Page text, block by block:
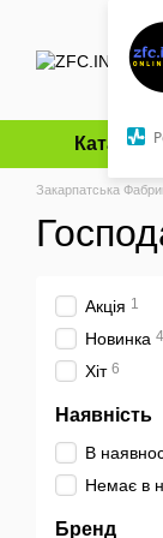
Перейти до
Каталог
Закарпатська
Акція 1
Новинка
Хіт 6
Наявність
В
Немає в
Бренд